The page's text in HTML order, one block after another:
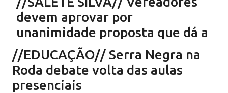
devem aprovar por
unanimidade proposta que dá a
eles parte do Orçamento
em agosto 05, 2026 EMENDAS IMPOSITIVAS SERRA NEGRA
NOTÍCIAS SERRA NEGRA
//EDUCAÇÃO// Serra Negra na
Roda debate volta das aulas
presenciais